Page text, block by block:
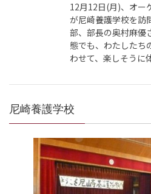
12月12日(月)、オー
が尼崎養護学校を訪
部、部長の奥村麻優
態でも、わたしたち
わせて、楽しそう
尼崎養護学校